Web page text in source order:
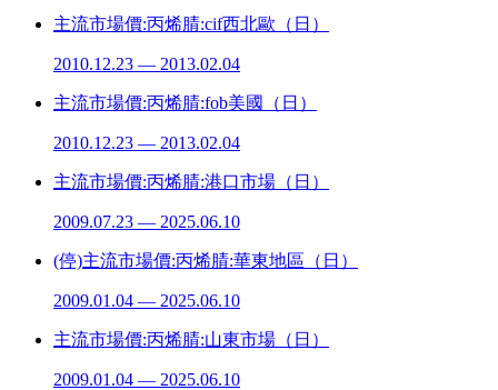
主流市場價:丙烯腈:cif西北歐（日）
2010.12.23 — 2013.02.04
主流市場價:丙烯腈:fob美國（日）
2010.12.23 — 2013.02.04
主流市場價:丙烯腈:港口市場（日）
2009.07.23 — 2025.06.10
(停)主流市場價:丙烯腈:華東地區（日）
2009.01.04 — 2025.06.10
主流市場價:丙烯腈:山東市場（日）
2009.01.04 — 2025.06.10